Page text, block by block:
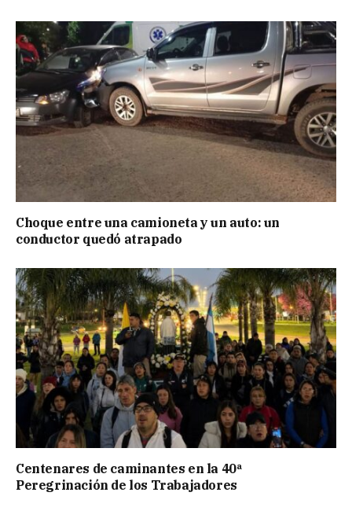
Choque entre una camioneta y un auto: un
conductor quedó atrapado
Centenares de caminantes en la 40ª
Peregrinación de los Trabajadores